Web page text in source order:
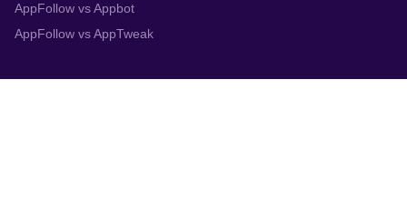
AppFollow vs Appbot
AppFollow vs AppTweak